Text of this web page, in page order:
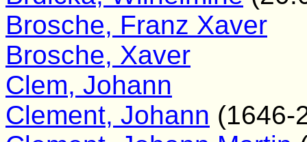
Brosche, Franz Xaver
Brosche, Xaver
Clem, Johann
Clement, Johann (1646-